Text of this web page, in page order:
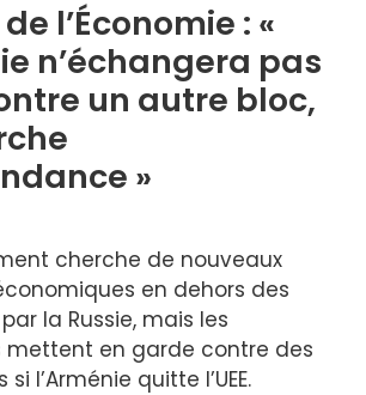
l’Économie : «
n’échangera pas
un autre bloc,
»
cherche de nouveaux
en dehors des
la Russie, mais les
mettent en garde contre des
l’Arménie quitte l’UEE.